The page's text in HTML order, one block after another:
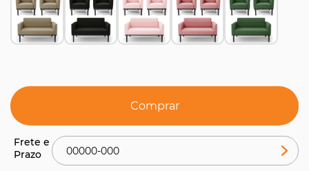
Comprar